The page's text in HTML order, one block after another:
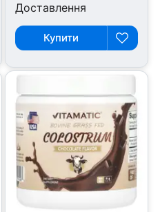
Доставлення
Купити